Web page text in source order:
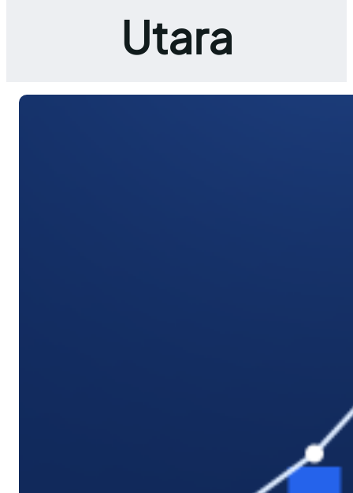
Utara